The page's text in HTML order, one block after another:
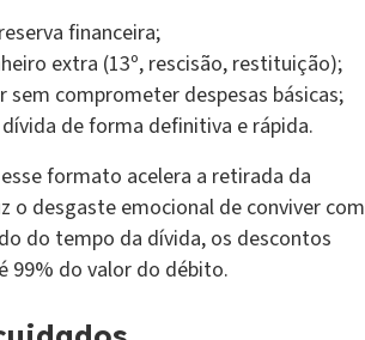
financeira;
extra (13º, rescisão, restituição);
sem comprometer despesas básicas;
de forma definitiva e rápida.
formato acelera a retirada da
o desgaste emocional de conviver com
do tempo da dívida, os descontos
99% do valor do débito.